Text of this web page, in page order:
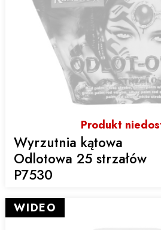
Produkt
Wyrzutnia kątowa
Odlotowa 25 strzałów
P7530
WIDEO